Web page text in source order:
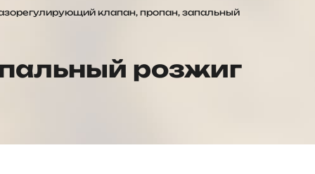
клапан, пропан, запальный
розжиг